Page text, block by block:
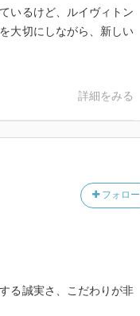
いるけど、ルイヴィトン
大切にしながら、新しい
詳細をみる
フォロー
る誠実さ、こだわりが非